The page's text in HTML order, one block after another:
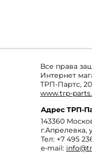
Все права
Интернет
ТРП-Партс,
www.trp-
Адрес ТРП-
143360
г.Апрелевка,
Тел: +7 495
e-mail: